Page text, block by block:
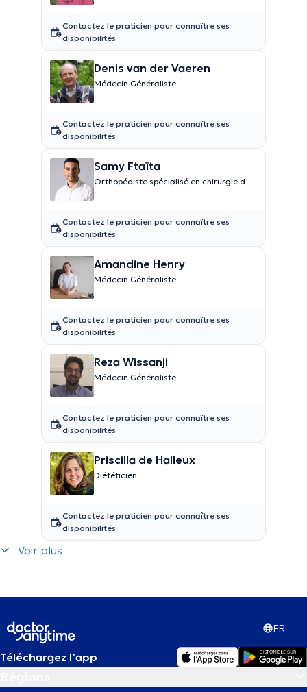
Contactez le praticien pour connaître ses
disponibilités
Denis van der Vaeren
Médecin Généraliste
Contactez le praticien pour connaître ses
disponibilités
Samy Ftaïta
Orthopédiste spécialisé en chirurgie du
Contactez le praticien pour connaître ses
disponibilités
Amandine Henry
Médecin Généraliste
Contactez le praticien pour connaître ses
disponibilités
Reza Wissanji
Médecin Généraliste
Contactez le praticien pour connaître ses
disponibilités
Priscilla de Halleux
Diététicien
Contactez le praticien pour connaître ses
disponibilités
Voir plus
FR
Téléchargez l’app